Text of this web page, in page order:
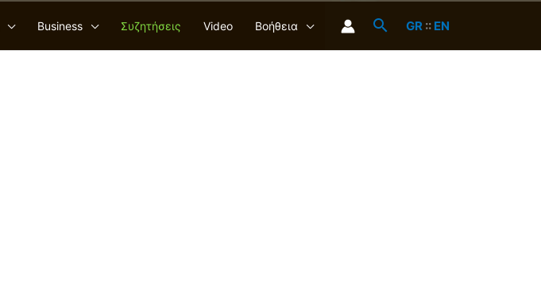
Business Συζητήσεις Video Βοήθεια GR :: EN